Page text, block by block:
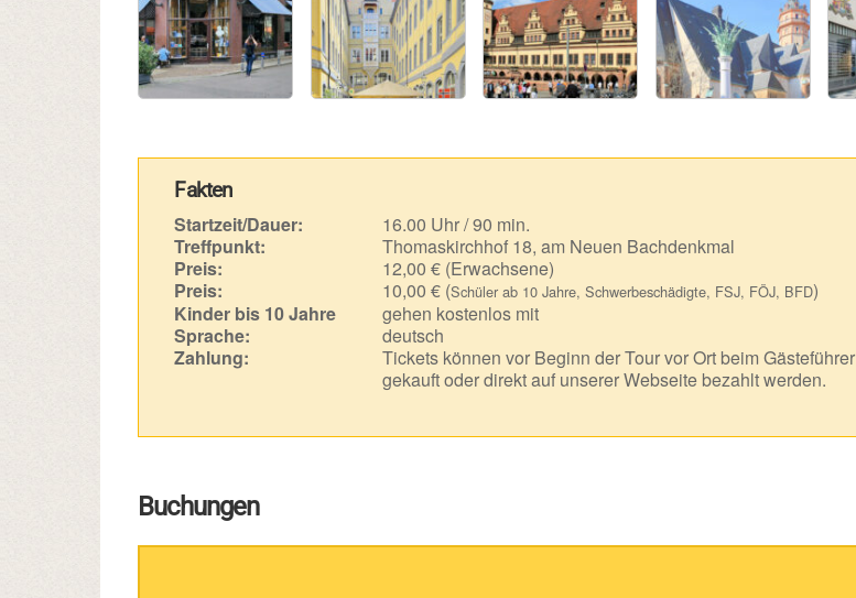
Fakten
Startzeit/Dauer:
16.00 Uhr / 90 min.
Treffpunkt:
Thomaskirchhof 18, am Neuen Bachdenkmal
Preis:
12,00 € (Erwachsene)
Preis:
10,00 € (Schüler ab 10 Jahre, Schwerbeschädigte, FSJ, FÖJ, BFD)
Kinder bis 10 Jahre
gehen kostenlos mit
Sprache:
deutsch
Zahlung:
Tickets können vor Beginn der Tour vor Ort beim Gästeführer
gekauft oder direkt auf unserer Webseite bezahlt werden.
Buchungen